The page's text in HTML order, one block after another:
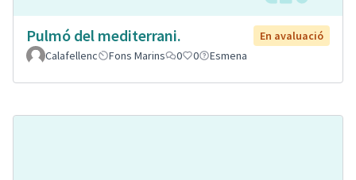
Pulmó del mediterrani.
En avaluació
Calafellenc
Fons Marins 0 0 Esmena